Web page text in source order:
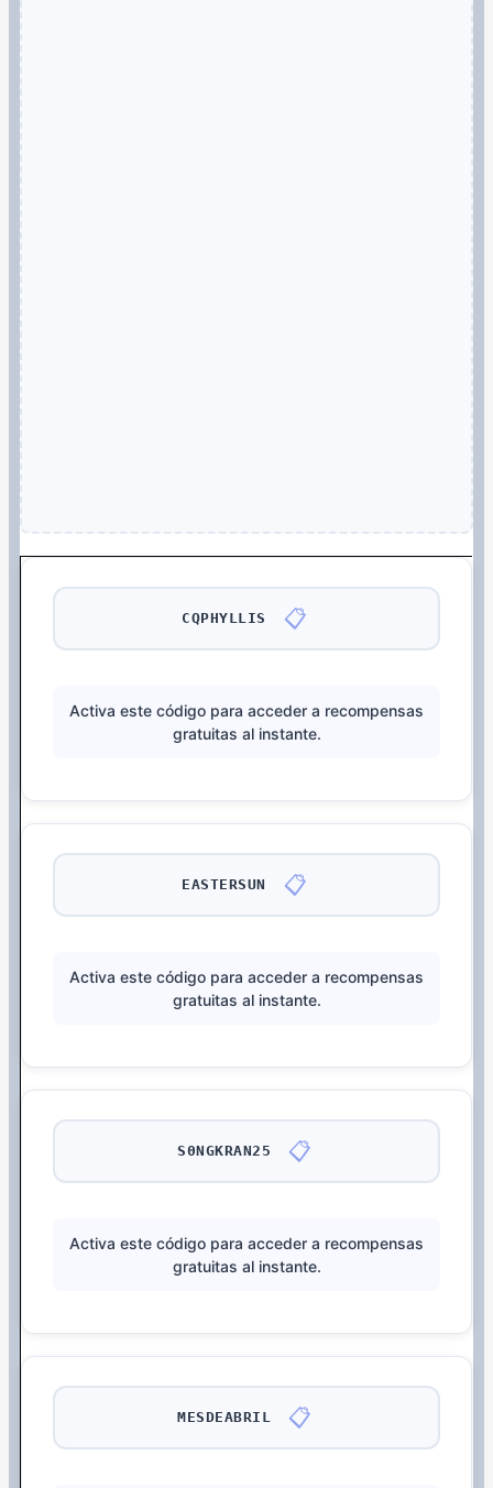
CQPHYLLIS 📋
Activa este código para acceder a recompensas
gratuitas al instante.
EASTERSUN 📋
Activa este código para acceder a recompensas
gratuitas al instante.
S0NGKRAN25 📋
Activa este código para acceder a recompensas
gratuitas al instante.
MESDEABRIL 📋